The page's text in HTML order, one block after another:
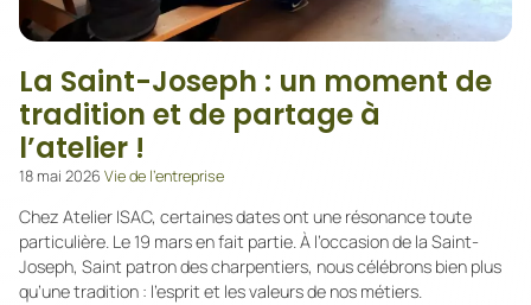
La Saint-Joseph : un moment de
tradition et de partage à
l’atelier !
18 mai 2026 Vie de l’entreprise
Chez Atelier ISAC, certaines dates ont une résonance toute
particulière. Le 19 mars en fait partie. À l’occasion de la Saint-
Joseph, Saint patron des charpentiers, nous célébrons bien plus
qu’une tradition : l’esprit et les valeurs de nos métiers.